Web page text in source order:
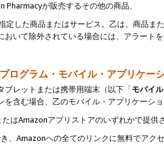
Pharmacyが販売するその他の商品、
定した商品またはサービス。乙は、商品ま
おいて除外されている場合には、アラート
ログラム・モバイル・アプリケー
ブレットまたは携帯用端末（以下「モバイ
を含む場合、乙のモバイル・アプリケーシ
はAmazonアプリストアのいずれかで提供
、Amazonへの全てのリンクに無料でアク